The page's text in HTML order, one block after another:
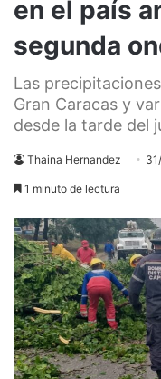
en el país
segunda
Las
Gran Caracas y
desde la tarde del
Thaina Hernandez
1 minuto de lectura